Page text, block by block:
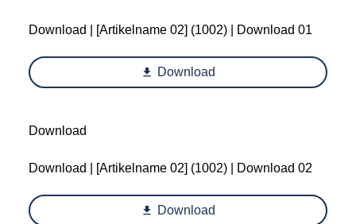
Download | [Artikelname 02] (1002) | Download 01
Download
Download
Download | [Artikelname 02] (1002) | Download 02
Download